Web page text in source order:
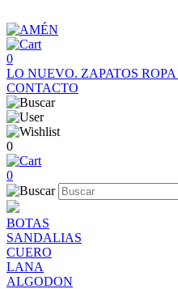
0
LO NUEVO. ZAPATOS ROPA
CONTACTO
0
0
BOTAS
SANDALIAS
CUERO
LANA
ALGODON